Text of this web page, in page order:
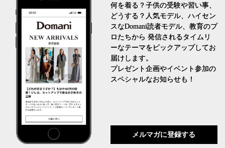
何を着る？子供の受験や習い事、
どうする？人気モデル、ハイセン
スなDomani読者モデル、教育のプ
ロたちから 発信されるタイムリ
ーなテーマをピックアップしてお
届けします。
プレゼント企画やイベント参加の
スペシャルなお知らせも！
メルマガに登録する